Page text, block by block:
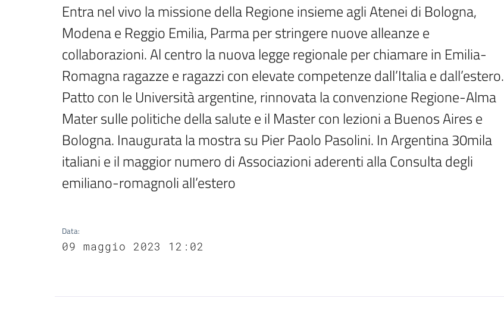
Entra nel vivo la missione della Regione insieme agli Atenei di Bologna,
Modena e Reggio Emilia, Parma per stringere nuove alleanze e
collaborazioni. Al centro la nuova legge regionale per chiamare in Emilia-
Romagna ragazze e ragazzi con elevate competenze dall’Italia e dall’estero.
Patto con le Università argentine, rinnovata la convenzione Regione-Alma
Mater sulle politiche della salute e il Master con lezioni a Buenos Aires e
Bologna. Inaugurata la mostra su Pier Paolo Pasolini. In Argentina 30mila
italiani e il maggior numero di Associazioni aderenti alla Consulta degli
emiliano-romagnoli all’estero
Data:
09 maggio 2023 12:02